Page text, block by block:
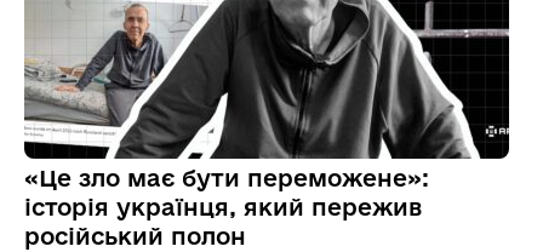
«Це зло має бути переможене»:
історія українця, який пережив
російський полон